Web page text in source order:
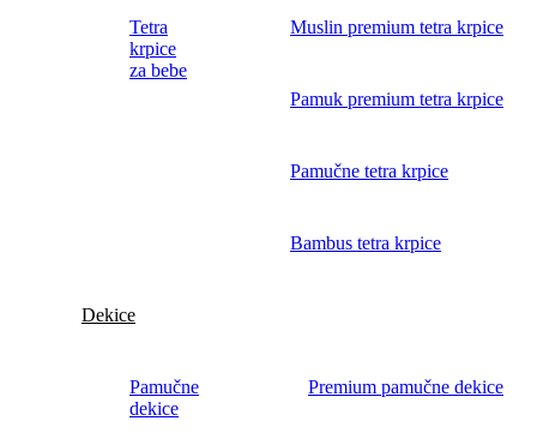
Tetra
krpice
za bebe
Muslin premium tetra krpice
Pamuk premium tetra krpice
Pamučne tetra krpice
Bambus tetra krpice
Dekice
Pamučne
dekice
Premium pamučne dekice